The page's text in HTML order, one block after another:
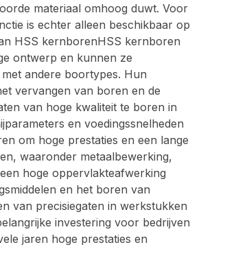
materiaal omhoog duwt. Voor
is echter alleen beschikbaar op
HSS kernborenHSS kernboren
ontwerp en kunnen ze
andere boortypes. Hun
vervangen van boren en de
van hoge kwaliteit te boren in
en voedingssnelheden
om hoge prestaties en een lange
waaronder metaalbewerking,
hoge oppervlakteafwerking
en het boren van
van precisiegaten in werkstukken
investering voor bedrijven
jaren hoge prestaties en